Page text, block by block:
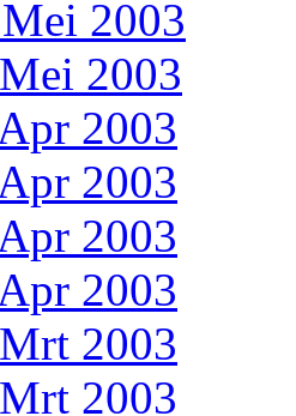
2003
2003
2003
2003
2003
2003
2003
2003